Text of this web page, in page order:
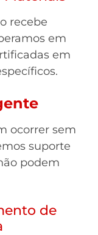
recebe
em
em
ocorrer sem
suporte
podem
de